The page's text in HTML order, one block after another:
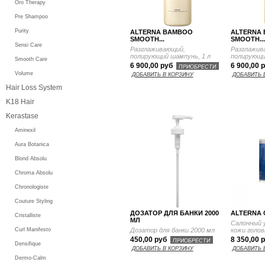
ALTERNA BAMBOO
SMOOTH...
Разглаживающий,
полирующий шампунь , 1 л
6 900,00 руб
ПРИОБРЕСТИ
ДОБАВИТЬ В КОРЗИНУ
ALTERNA
SMOOTH...
6 900,00
ДОБАВИТЬ
ДОЗАТОР ДЛЯ БАНКИ 2000
МЛ
Дозатор для банки 2000 мл
450,00 руб
ПРИОБРЕСТИ
ДОБАВИТЬ В КОРЗИНУ
ALTERNA
Салонный
кожи
8 350,00
ДОБАВИТЬ
Oro Therapy
Pre Shampoo
Purity
Sensi Care
Smooth Care
Volume
Hair Loss System
K18 Hair
Kerastase
Aminexil
Aura Botanica
Blond Absolu
Chroma Absolu
Chronologiste
Couture Styling
Cristalliste
Curl Manifesto
Densifique
Dermo-Calm